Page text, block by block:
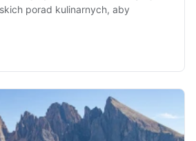
porad kulinarnych, aby